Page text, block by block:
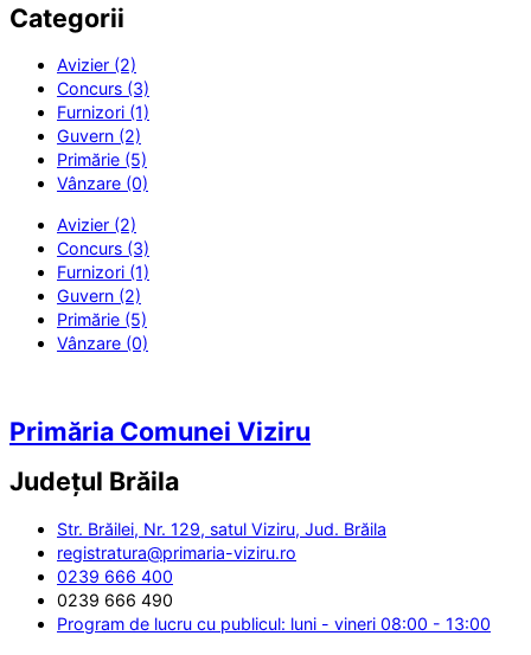
Categorii
Avizier (2)
Concurs (3)
Furnizori (1)
Guvern (2)
Primărie (5)
Vânzare (0)
Avizier (2)
Concurs (3)
Furnizori (1)
Guvern (2)
Primărie (5)
Vânzare (0)
Primăria Comunei Viziru
Județul Brăila
Str. Brăilei, Nr. 129, satul Viziru, Jud. Brăila
registratura@primaria-viziru.ro
0239 666 400
0239 666 490
Program de lucru cu publicul: luni - vineri 08:00 - 13:00